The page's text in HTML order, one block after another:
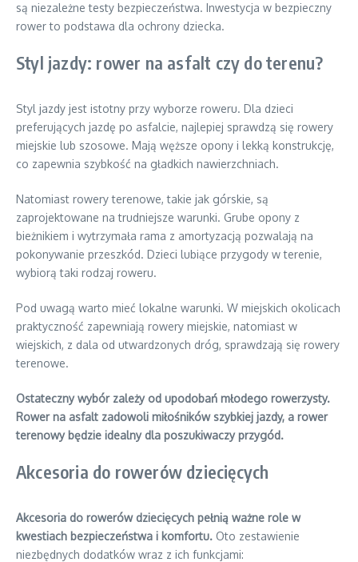
są niezależne testy bezpieczeństwa. Inwestycja w bezpieczny
rower to podstawa dla ochrony dziecka.
Styl jazdy: rower na asfalt czy do terenu?
Styl jazdy jest istotny przy wyborze roweru. Dla dzieci
preferujących jazdę po asfalcie, najlepiej sprawdzą się rowery
miejskie lub szosowe. Mają węższe opony i lekką konstrukcję,
co zapewnia szybkość na gładkich nawierzchniach.
Natomiast rowery terenowe, takie jak górskie, są
zaprojektowane na trudniejsze warunki. Grube opony z
bieżnikiem i wytrzymała rama z amortyzacją pozwalają na
pokonywanie przeszkód. Dzieci lubiące przygody w terenie,
wybiorą taki rodzaj roweru.
Pod uwagą warto mieć lokalne warunki. W miejskich okolicach
praktyczność zapewniają rowery miejskie, natomiast w
wiejskich, z dala od utwardzonych dróg, sprawdzają się rowery
terenowe.
Ostateczny wybór zależy od upodobań młodego rowerzysty.
Rower na asfalt zadowoli miłośników szybkiej jazdy, a rower
terenowy będzie idealny dla poszukiwaczy przygód.
Akcesoria do rowerów dziecięcych
Akcesoria do rowerów dziecięcych pełnią ważne role w
kwestiach bezpieczeństwa i komfortu. Oto zestawienie
niezbędnych dodatków wraz z ich funkcjami: